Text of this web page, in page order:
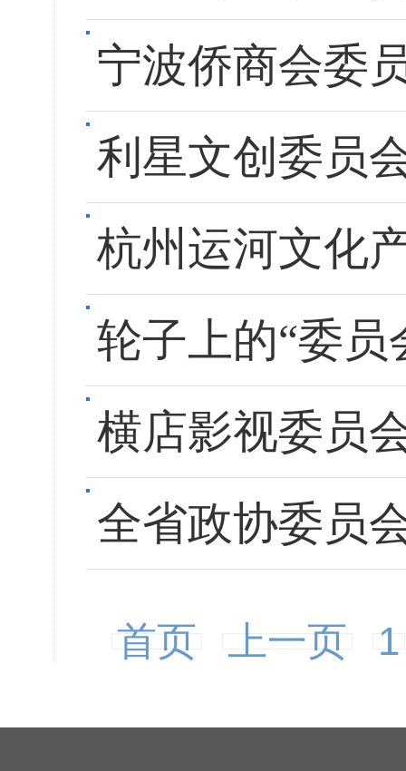
宁波侨商会委
利星文创委员
杭州运河文化
轮子上的“委员
横店影视委员
全省政协委员
首页 上一页 1